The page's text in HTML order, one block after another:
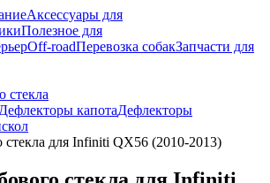
Аксессуары для
Полезное для
Off-roadПеревозка собакЗапчасти для
стекла
Дефлекторы капотаДефлекторы
стекла для Infiniti QX56 (2010-2013)